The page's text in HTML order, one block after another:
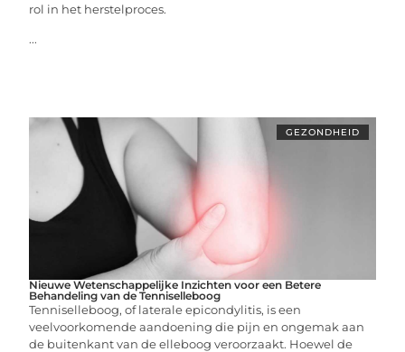
rol in het herstelproces.
...
GEZONDHEID
Nieuwe Wetenschappelijke Inzichten voor een Betere
Behandeling van de Tenniselleboog
Tenniselleboog, of laterale epicondylitis, is een
veelvoorkomende aandoening die pijn en ongemak aan
de buitenkant van de elleboog veroorzaakt. Hoewel de